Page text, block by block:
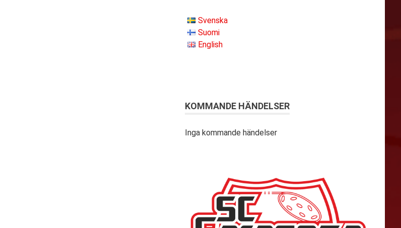
Svenska
Suomi
English
KOMMANDE HÄNDELSER
Inga kommande händelser